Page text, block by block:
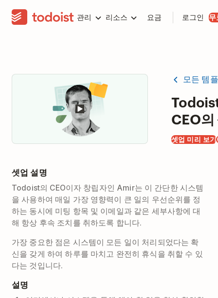
관리 리소스 요금 로그인 무
모든 템
CEO의
셋업 미리 보기
셋업 설명
Todoist의 CEO이자 창립자인 Amir는 이 간단한 시스템
을 사용하여 매일 가장 영향력이 큰 일의 우선순위를 정
하는 동시에 미팅 항목 및 이메일과 같은 세부사항에 대
해 항상 후속 조치를 취하도록 합니다.
가장 중요한 점은 시스템이 모든 일이 처리되었다는 확
신을 갖게 하여 하루를 마치고 완전히 휴식을 취할 수 있
다는 것입니다.
설명